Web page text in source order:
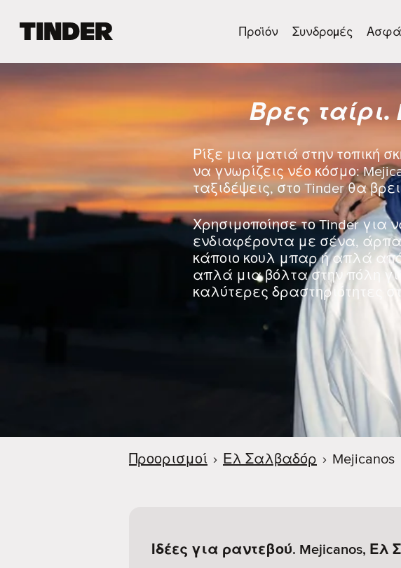
ι
α
T
i
Προϊόν Συνδρομές
Βρες
Ρίξε μια ματιά στην τοπική
να γνωρίζεις νέο κόσμο:
ταξιδέψεις, στο Tinder θα
Χρησιμοποίησε το Tinder για
ενδιαφέροντα με σένα,
κάποιο κουλ μπαρ ή απλά
απλά μια βόλτα στην πόλη
καλύτερες δραστηριότητες
Προορισμοί › Ελ Σαλβαδόρ › Mejicanos
Ιδέες για ραντεβού. Mejicanos,